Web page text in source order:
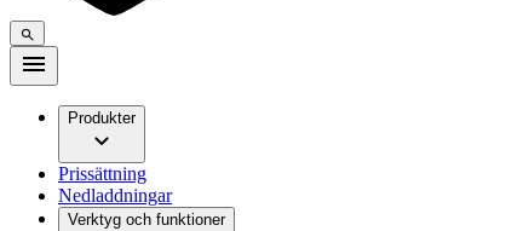
Produkter
Prissättning
Nedladdningar
Verktyg och funktioner